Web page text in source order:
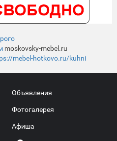
moskovsky-mebel.ru
mebel-hotkovo.ru/kuhni
Объявления
Фотогалерея
Афиша